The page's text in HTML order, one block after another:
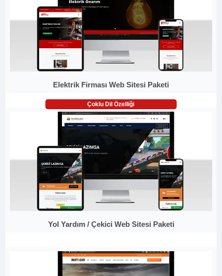
Elektrik Firması Web Sitesi Paketi
Çoklu Dil Özelliği
Yol Yardım / Çekici Web Sitesi Paketi